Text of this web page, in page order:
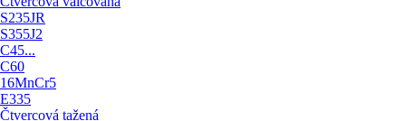
S235JR
S355J2
C45...
C60
16MnCr5
E335
Čtvercová tažená